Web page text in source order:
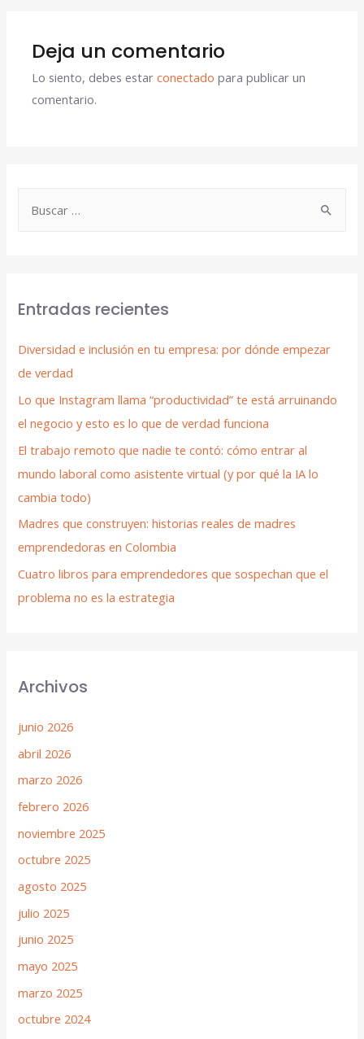
Entradas recientes
Diversidad e inclusión en tu empresa: por dónde empezar
de verdad
Lo que Instagram llama “productividad” te está arruinando
el negocio y esto es lo que de verdad funciona
El trabajo remoto que nadie te contó: cómo entrar al
mundo laboral como asistente virtual (y por qué la IA lo
cambia todo)
Madres que construyen: historias reales de madres
emprendedoras en Colombia
Cuatro libros para emprendedores que sospechan que el
problema no es la estrategia
Archivos
junio 2026
abril 2026
marzo 2026
febrero 2026
noviembre 2025
octubre 2025
agosto 2025
julio 2025
junio 2025
mayo 2025
marzo 2025
octubre 2024
Deja un comentario
Lo siento, debes estarconectado para publicar un
comentario.